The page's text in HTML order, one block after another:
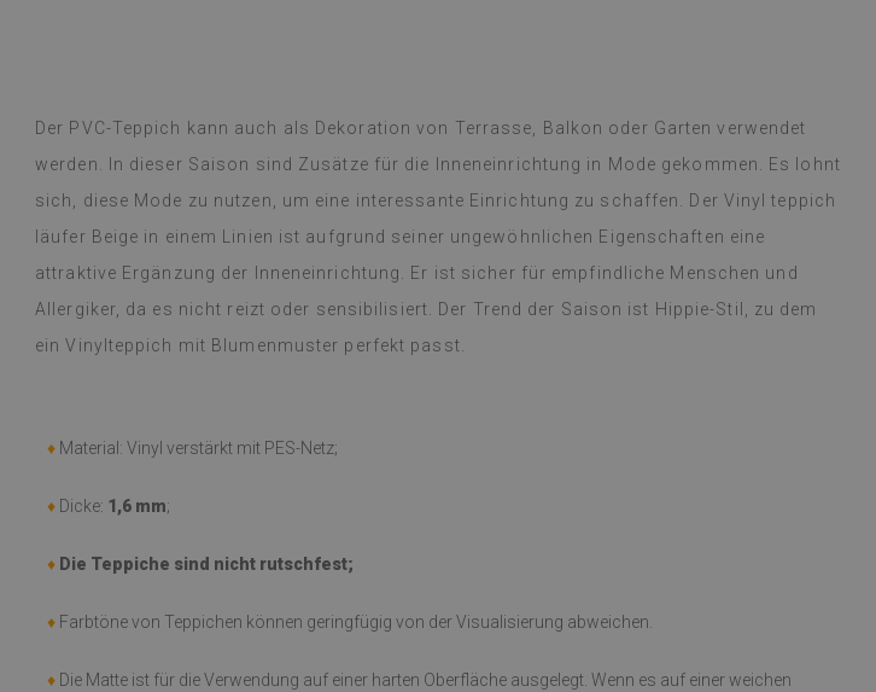
Der PVC-Teppich kann auch als Dekoration von Terrasse, Balkon oder Garten verwendet
werden. In dieser Saison sind Zusätze für die Inneneinrichtung in Mode gekommen. Es lohnt
sich, diese Mode zu nutzen, um eine interessante Einrichtung zu schaffen. Der Vinyl teppich
läufer Beige in einem Linien ist aufgrund seiner ungewöhnlichen Eigenschaften eine
attraktive Ergänzung der Inneneinrichtung. Er ist sicher für empfindliche Menschen und
Allergiker, da es nicht reizt oder sensibilisiert. Der Trend der Saison ist Hippie-Stil, zu dem
ein Vinylteppich mit Blumenmuster perfekt passt.
♦ Material: Vinyl verstärkt mit PES-Netz;
♦ Dicke: 1,6 mm;
♦ Die Teppiche sind nicht rutschfest;
♦ Farbtöne von Teppichen können geringfügig von der Visualisierung abweichen.
♦ Die Matte ist für die Verwendung auf einer harten Oberfläche ausgelegt. Wenn es auf einer weichen
und praktisch, vor allem für ein
siehe Original )